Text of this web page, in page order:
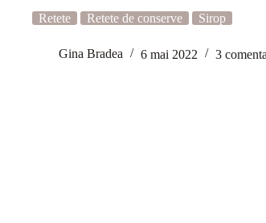
Retete Retete de conserve Sirop
Gina Bradea 6 mai 2022 3